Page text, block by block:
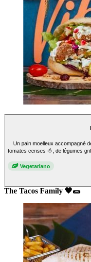
Un pain moelleux accompagné
tomates cerises 🍅, de légumes
Vegetariano
The Tacos Family 🧡🌯